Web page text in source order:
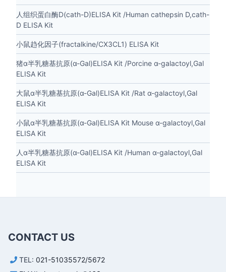
人组织蛋白酶D(cath-D)ELISA Kit /Human cathepsin D,cath-
D ELISA Kit
小鼠趋化因子(fractalkine/CX3CL1) ELISA Kit
猪α半乳糖基抗原(α-Gal)ELISA Kit /Porcine α-galactoyl,Gal
ELISA Kit
大鼠α半乳糖基抗原(α-Gal)ELISA Kit /Rat α-galactoyl,Gal
ELISA Kit
小鼠α半乳糖基抗原(α-Gal)ELISA Kit Mouse α-galactoyl,Gal
ELISA Kit
人α半乳糖基抗原(α-Gal)ELISA Kit /Human α-galactoyl,Gal
ELISA Kit
CONTACT US
TEL: 021-51035572/5672